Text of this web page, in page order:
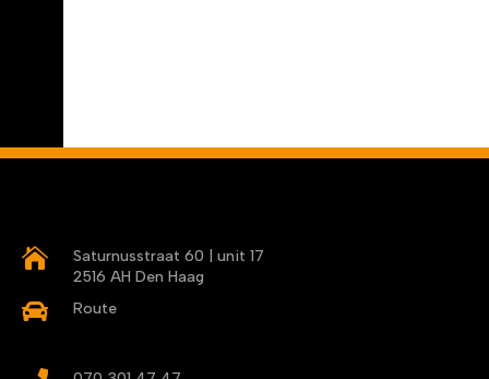

Saturnusstraat 60 | unit 17
2516 AH Den Haag
 Route